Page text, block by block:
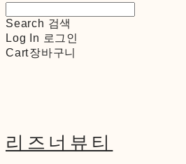
Search 검색
Log In 로그인
Cart장바구니
리즈너뷰티